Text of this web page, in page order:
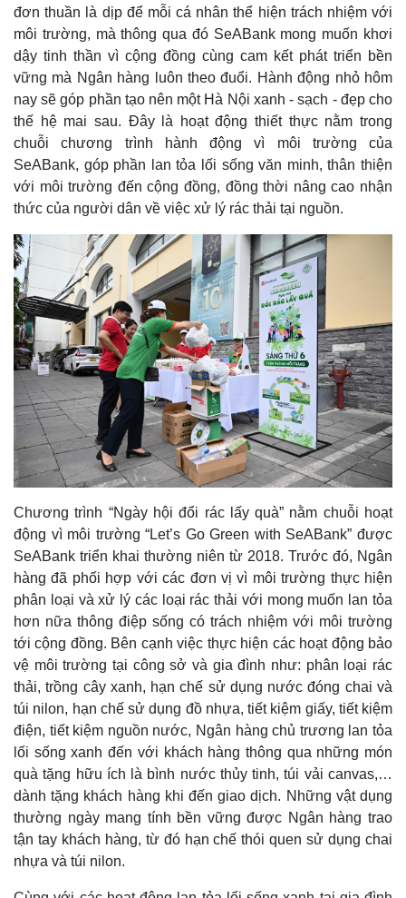
Kinh tế
Bất động sản
Thị trường
đơn thuần là dịp để mỗi cá nhân thể hiện trách nhiệm với
môi trường, mà thông qua đó SeABank mong muốn khơi
dậy tinh thần vì cộng đồng cùng cam kết phát triển bền
vững mà Ngân hàng luôn theo đuổi. Hành động nhỏ hôm
nay sẽ góp phần tạo nên một Hà Nội xanh - sạch - đẹp cho
thế hệ mai sau. Đây là hoạt động thiết thực nằm trong
chuỗi chương trình hành động vì môi trường của
SeABank, góp phần lan tỏa lối sống văn minh, thân thiện
với môi trường đến cộng đồng, đồng thời nâng cao nhận
thức của người dân về việc xử lý rác thải tại nguồn.
Chương trình “Ngày hội đổi rác lấy quà” nằm chuỗi hoạt
động vì môi trường “Let’s Go Green with SeABank” được
SeABank triển khai thường niên từ 2018. Trước đó, Ngân
hàng đã phối hợp với các đơn vị vì môi trường thực hiện
phân loại và xử lý các loại rác thải với mong muốn lan tỏa
hơn nữa thông điệp sống có trách nhiệm với môi trường
tới cộng đồng. Bên cạnh việc thực hiện các hoạt động bảo
vệ môi trường tại công sở và gia đình như: phân loại rác
thải, trồng cây xanh, hạn chế sử dụng nước đóng chai và
túi nilon, hạn chế sử dụng đồ nhựa, tiết kiệm giấy, tiết kiệm
điện, tiết kiệm nguồn nước, Ngân hàng chủ trương lan tỏa
lối sống xanh đến với khách hàng thông qua những món
quà tặng hữu ích là bình nước thủy tinh, túi vải canvas,…
dành tặng khách hàng khi đến giao dịch. Những vật dụng
thường ngày mang tính bền vững được Ngân hàng trao
tận tay khách hàng, từ đó hạn chế thói quen sử dụng chai
nhựa và túi nilon.